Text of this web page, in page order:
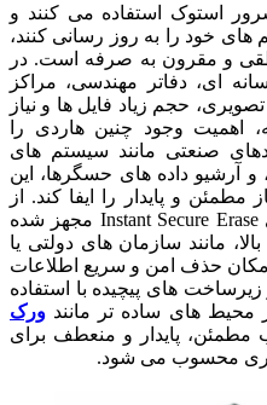
استوک استفاده می کنند و
های خود را به روز رسانی کنند،
و مقرون به صرفه است. در
ای، دفاتر مهندسی، مراکز
حجم زیاد فایل ها و نیاز
وجود چنین هاردی را
صنعتی مانند سیستم های
و آرشیو داده های حسگرها، این
و پایدار را ایفا کند. از
طرفی دیگر، این هارد با تکنولوژی Instant Secure Erase مجهز شده
مانند سازمان های دولتی یا
حذف امن و سریع اطلاعات
زیرساخت های پیچیده با استفاده
ورک
مطمئن، پایدار و منعطف برای
محسوب می شود.